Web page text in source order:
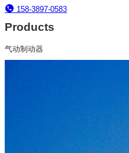
158-3897-0583
Products
气动制动器